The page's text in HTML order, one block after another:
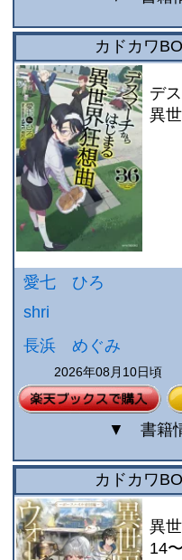
カドカワ
デ
異
愛七 ひろ
shri
長浜 めぐみ
2026年08月10日頃
▼ 書籍
カドカワ
異
14